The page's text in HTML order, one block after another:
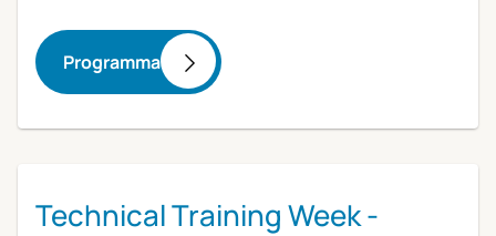
Programma
Technical Training Week -